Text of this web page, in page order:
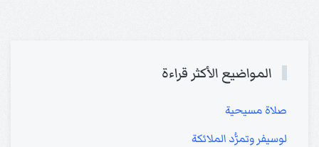
المواضيع الأكثر قراءة
صلاة مسيحية
لوسيفر وتمرُّد الملائكة